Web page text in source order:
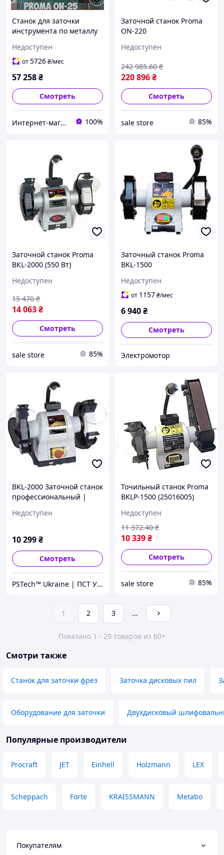
Станок для заточки
инструмента по металлу
Недоступен
от5726₴/мес
57 258₴
Смотреть
Интернет-магазин "COOL-TOOL" 100%
Заточной станок Proma
ОN-220
Недоступен
220 896₴
242 985.60 ₴
Смотреть
sale store 85%
Заточной станок Proma
ВКL-2000 (550 Вт)
Недоступен
14 063₴
15 470 ₴
Смотреть
sale store 85%
Заточный станок Proma
BKL-1500
Недоступен
от 1157₴/мес
6 940₴
Смотреть
Электромотор
BKL-2000 Заточной станок
профессиональный |
станок | Точило Proma
Недоступен
10 299₴
Смотреть
PSTech™ Ukraine | ПСТ Украина
Точильный станок Proma
BKLP-1500 (25016005)
Недоступен
10 339₴
11 372.40 ₴
Смотреть
sale store 85%
1 2 3 ...
Показано 1 - 29 товаров из 60+
Смотри также
Станок для заточки фрез Заточка дисковых пил
Оборудование для заточки Двухдисковый
Популярные производители
Procraft JET Einhell Holzmann LEX
Scheppach Forte KRAISSMANN Metabo
Покупателям